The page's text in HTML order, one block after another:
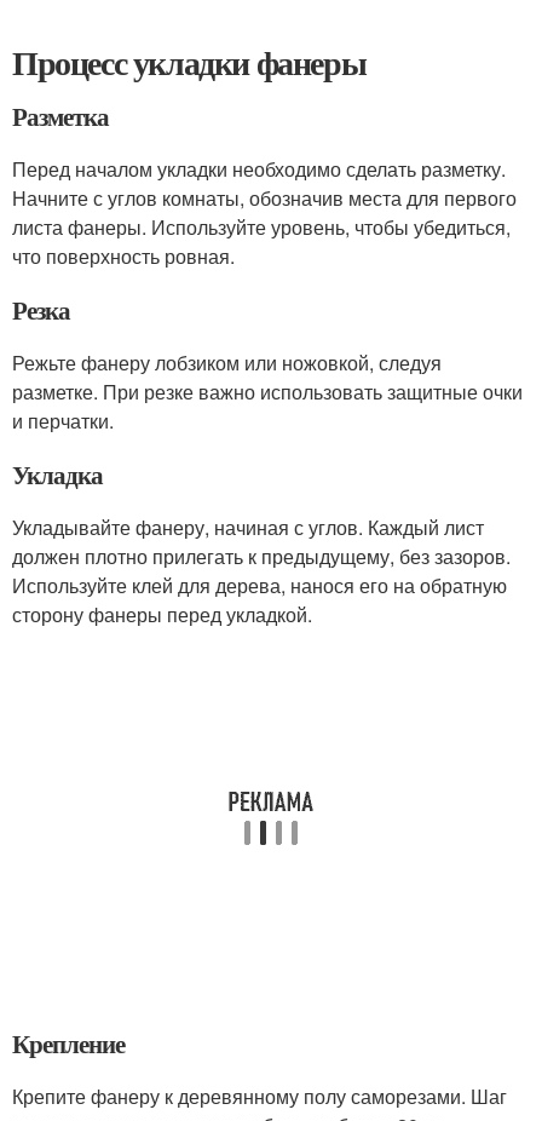
Процесс укладки фанеры
Разметка
Перед началом укладки необходимо сделать разметку.
Начните с углов комнаты, обозначив места для первого
листа фанеры. Используйте уровень, чтобы убедиться,
что поверхность ровная.
Резка
Режьте фанеру лобзиком или ножовкой, следуя
разметке. При резке важно использовать защитные очки
и перчатки.
Укладка
Укладывайте фанеру, начиная с углов. Каждый лист
должен плотно прилегать к предыдущему, без зазоров.
Используйте клей для дерева, нанося его на обратную
сторону фанеры перед укладкой.
Крепление
Крепите фанеру к деревянному полу саморезами. Шаг